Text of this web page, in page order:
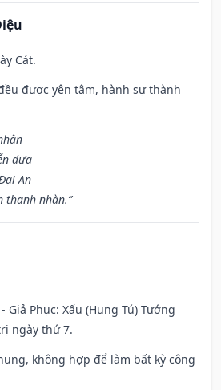
Cát.
được yên tâm, hành sự thành
đưa
An
thanh nhàn.”
Giả Phục: Xấu (Hung Tú) Tướng
ngày thứ 7.
không hợp để làm bất kỳ công